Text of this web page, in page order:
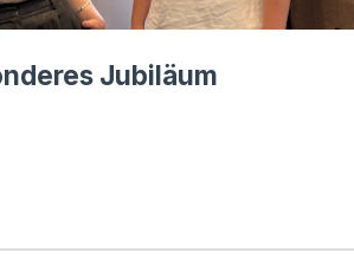
Jubiläum